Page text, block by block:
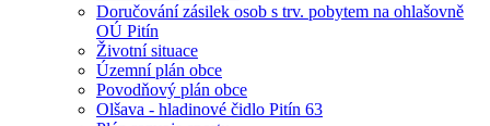
Doručování zásilek osob s trv. pobytem na ohlašovně
OÚ Pitín
Životní situace
Územní plán obce
Povodňový plán obce
Olšava - hladinové čidlo Pitín 63